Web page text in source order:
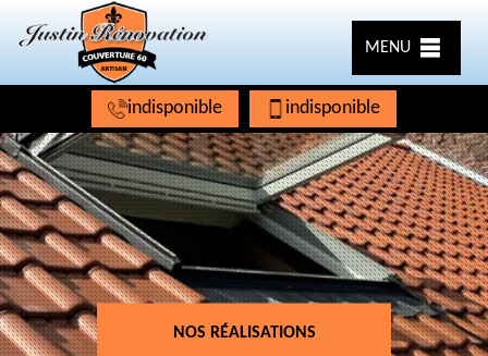
MENU
indisponible indisponible
NOS RÉALISATIONS